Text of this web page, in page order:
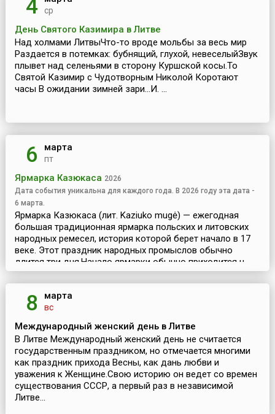
4 ср
День Святого Казимира в Литве
Над холмами ЛитвыЧто-то вроде мольбы за весь мир
Раздается в потемках: бубнящий, глухой, невеселыйЗвук
плывет над селеньями в сторону Куршской косы.То
Святой Казимир с Чудотворным Николой Коротают
часы В ожидании зимней зари...И. ...
6 марта
пт
Ярмарка Казюкаса 2026
Дата события уникальна для каждого года. В 2026 году эта дата -
6 марта.
Ярмарка Казюкаса (лит. Kaziuko mugė) — ежегодная
большая традиционная ярмарка польских и литовских
народных ремесел, история которой берет начало в 17
веке. Этот праздник народных промыслов обычно
длится три дня.Начало ярмарки обычно приходится н...
8 марта
вс
Международный женский день в Литве
В Литве Международный женский день не считается
государственным праздником, но отмечается многими
как праздник прихода Весны, как дань любви и
уважения к Женщине.Свою историю он ведет со времен
существования СССР, а первый раз в независимой
Литве...